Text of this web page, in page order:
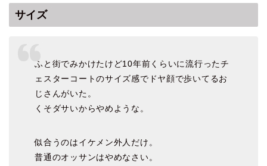
サイズ
ふと街でみかけたけど10年前くらいに流行ったチ
ェスターコートのサイズ感でドヤ顔で歩いてるお
じさんがいた。
くそダサいからやめような。
似合うのはイケメン外人だけ。
普通のオッサンはやめなさい。